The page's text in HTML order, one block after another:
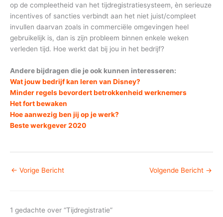
op de compleetheid van het tijdregistratiesysteem, èn serieuze
incentives of sancties verbindt aan het niet juist/compleet
invullen daarvan zoals in commerciële omgevingen heel
gebruikelijk is, dan is zijn probleem binnen enkele weken
verleden tijd. Hoe werkt dat bij jou in het bedrijf?
Andere bijdragen die je ook kunnen interesseren:
Wat jouw bedrijf kan leren van Disney?
Minder regels bevordert betrokkenheid werknemers
Het fort bewaken
Hoe aanwezig ben jij op je werk?
Beste werkgever 2020
← Vorige Bericht Volgende Bericht →
1 gedachte over “Tijdregistratie”